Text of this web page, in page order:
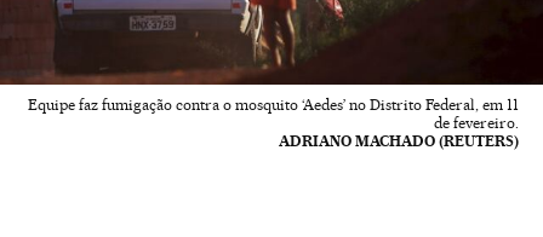
Equipe faz fumigação contra o mosquito ‘Aedes’ no Distrito Federal, em 11
de fevereiro.
ADRIANO MACHADO (REUTERS)